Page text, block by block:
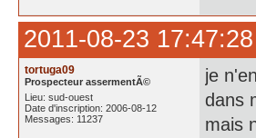
2011-08-23 17:47:28
tortuga09
Prospecteur assermentÃ©
Lieu: sud-ouest
Date d'inscription: 2006-08-12
Messages: 11237
je
dans
mais